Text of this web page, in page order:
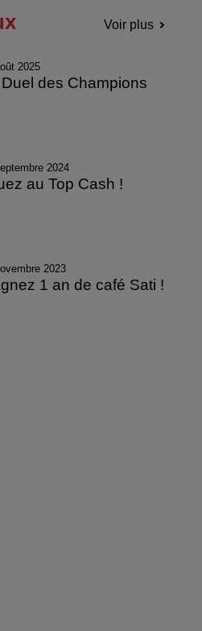
Voir plus
2025
des Champions
2024
au Top Cash !
2023
1 an de café Sati !